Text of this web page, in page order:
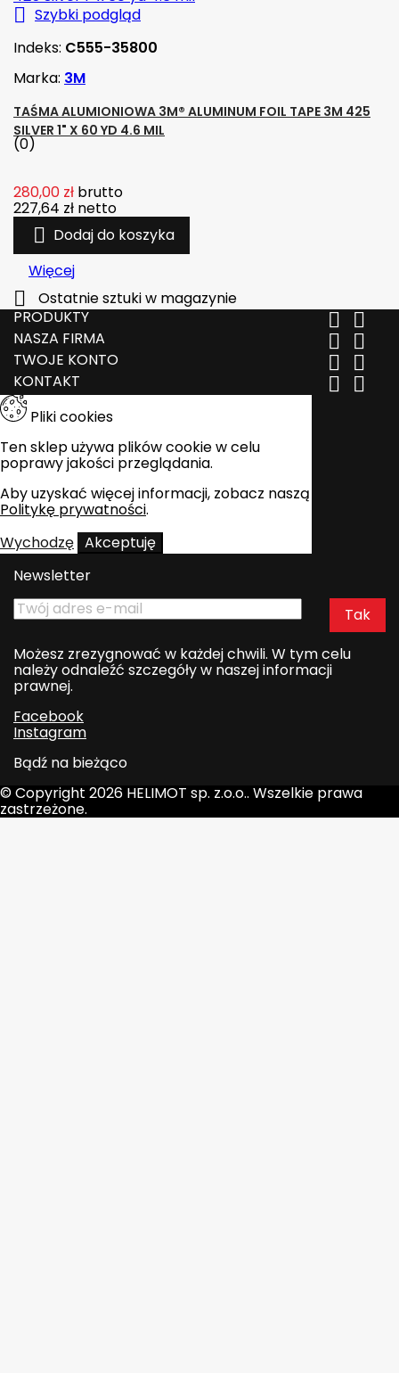
 Szybki podgląd
Indeks: C555-35800
Marka: 3M
TAŚMA ALUMIONIOWA 3M® ALUMINUM FOIL TAPE 3M 425
SILVER 1" X 60 YD 4.6 MIL
(0)
280,00 zł brutto
227,64 zł netto
 Dodaj do koszyka
Więcej

Ostatnie sztuki w magazynie
PRODUKTY
 
NASZA FIRMA  
TWOJE KONTO  
KONTAKT  
Pliki cookies
Ten sklep używa plików cookie w celu
poprawy jakości przeglądania.
Aby uzyskać więcej informacji, zobacz naszą
Politykę prywatności.
Wychodzę Akceptuję
Newsletter
Możesz zrezygnować w każdej chwili. W tym celu
należy odnaleźć szczegóły w naszej informacji
prawnej.
Facebook
Instagram
Bądź na bieżąco
© Copyright 2026 HELIMOT sp. z.o.o.. Wszelkie prawa
zastrzeżone.